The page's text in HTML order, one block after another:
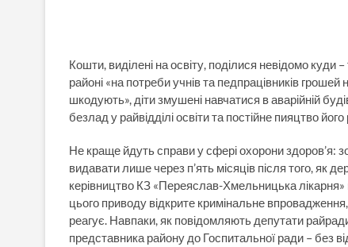
Кошти, виділені на освіту, поділися невідомо
районі «на потреби учнів та педпрацівників
шкодують», діти змушені навчатися в аварійній
безлад у райвідділі освіти та постійне пияцтво його
Не краще йдуть справи у сфері охорони здоров’я:
видавати лише через п’ять місяців після того,
керівництво КЗ «Переяслав-Хмельницька
цього приводу відкрите кримінальне
реагує. Навпаки, як повідомляють депутати
представника району до Госпитальної ради – без